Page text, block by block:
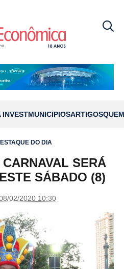
INVESTMUNICÍPIOSARTIGOS
DO DIA
SERÁ
SÁBADO (8)
02/2020 10:30